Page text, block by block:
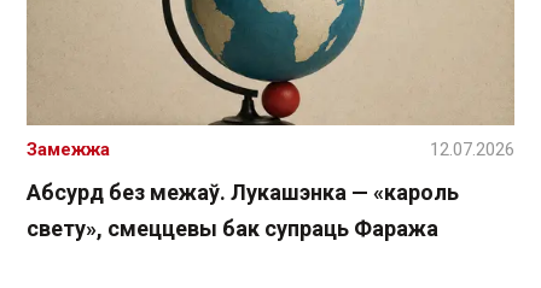
Абсурд без межаў. Лукашэнка — «кароль
свету», смеццевы бак супраць Фаража
Замежжа 12.07.2026